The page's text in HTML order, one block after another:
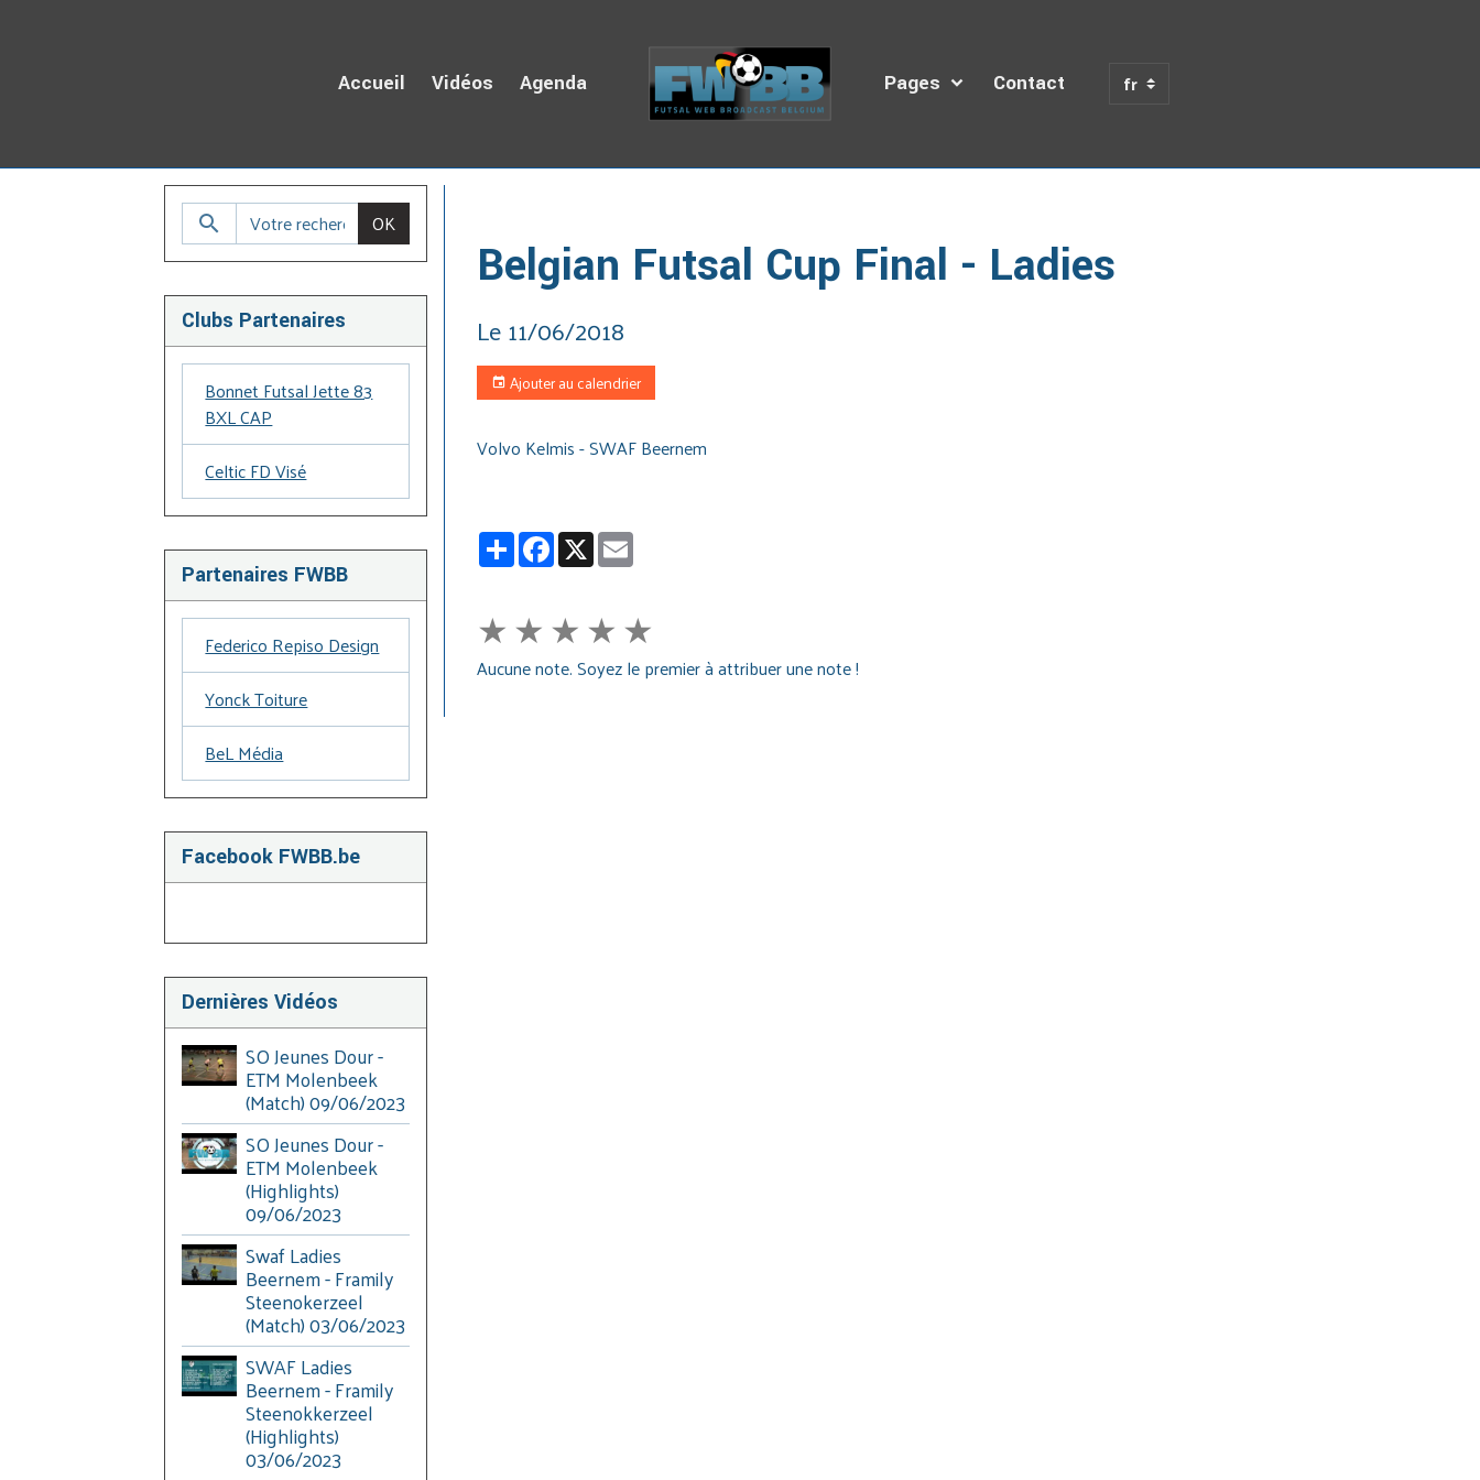
Accueil Vidéos Agenda Pages Contact
Belgian Futsal Cup Final - Ladies
Le 11/06/2018
Ajouter au calendrier
Volvo Kelmis - SWAF Beernem
PartagerFacebook
X
★★★★★
Aucune note. Soyez le premier à attribuer une note !
OK
Clubs Partenaires
Bonnet Futsal Jette 83
BXL CAP
Celtic FD Visé
Partenaires FWBB
Federico Repiso Design
Yonck Toiture
BeL Média
Facebook FWBB.be
Dernières Vidéos
SO Jeunes Dour -
ETM Molenbeek
(Match) 09/06/2023
SO Jeunes Dour -
ETM Molenbeek
(Highlights)
09/06/2023
Swaf Ladies
Beernem - Framily
Steenokerzeel
(Match) 03/06/2023
SWAF Ladies
Beernem - Framily
Steenokkerzeel
(Highlights)
03/06/2023